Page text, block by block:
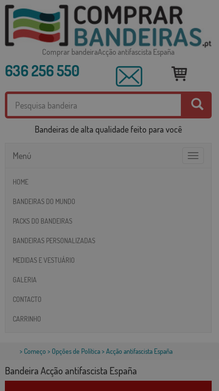
Comprar bandeiraAcção antifascista España
636 256 550
Bandeiras de alta qualidade feito para você
Toggle
Menú
HOME
BANDEIRAS DO MUNDO
PACKS DO BANDEIRAS
BANDEIRAS PERSONALIZADAS
MEDIDAS E VESTUÁRIO
GALERIA
CONTACTO
CARRINHO
> Começo > Opções de Política> Acção antifascista España
Bandeira Acção antifascista España